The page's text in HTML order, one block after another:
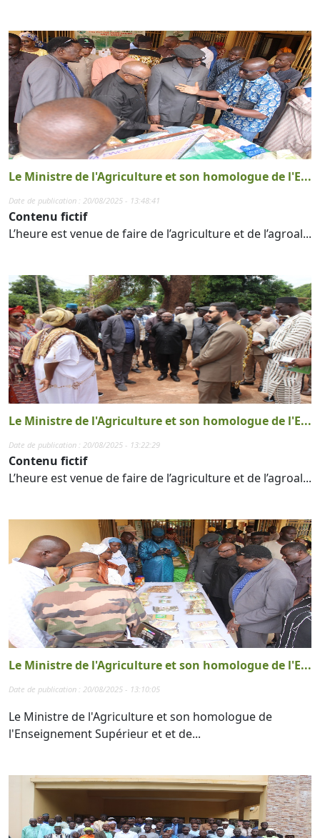
Le Ministre de l'Agriculture et son homologue de l'E...
Date de publication : 20/08/2025 - 13:48:41
Contenu fictif
L’heure est venue de faire de l’agriculture et de l’agroal...
Le Ministre de l'Agriculture et son homologue de l'E...
Date de publication : 20/08/2025 - 13:22:29
Contenu fictif
L’heure est venue de faire de l’agriculture et de l’agroal...
Le Ministre de l'Agriculture et son homologue de l'E...
Date de publication : 20/08/2025 - 13:10:05
Le Ministre de l'Agriculture et son homologue de
l'Enseignement Supérieur et et de...